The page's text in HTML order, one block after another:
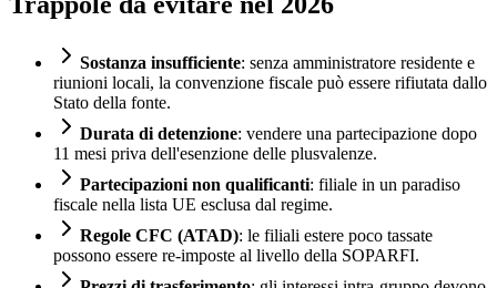
Sostanza insufficiente: senza amministratore residente e
riunioni locali, la convenzione fiscale può essere rifiutata dallo
Stato della fonte.
Durata di detenzione: vendere una partecipazione dopo
11 mesi priva dell'esenzione delle plusvalenze.
Partecipazioni non qualificanti: filiale in un paradiso
fiscale nella lista UE esclusa dal regime.
Regole CFC (ATAD): le filiali estere poco tassate
possono essere re-imposte al livello della SOPARFI.